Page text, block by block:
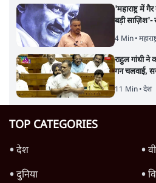
'महाराष्ट्र में
बड़ी साज़िश'-
4 Min•
राहुल गांधी ने
गन चलवाई,
11 Min• देश
TOP CATEGORIES
देश
दुनिया